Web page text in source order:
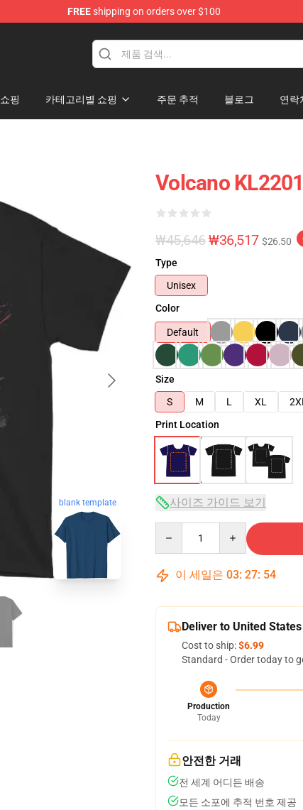
FREEshipping on orders over $100
쇼핑 카테고리별 쇼핑 주문 추적 블로그 연락
blank template
Volcano
₩45,646₩36,517 $26.50
Type
Unisex
Color
Default
Size
S
M L XL
Print Location
사이즈 가이드 보기
이 세일은 03: 27: 53
Deliver to United States
Cost to ship:$6.99
Standard - Order today to
Production
Today
안전한 거래
전 세계 어디든 배송
모든 소포에 추적 번호 제공